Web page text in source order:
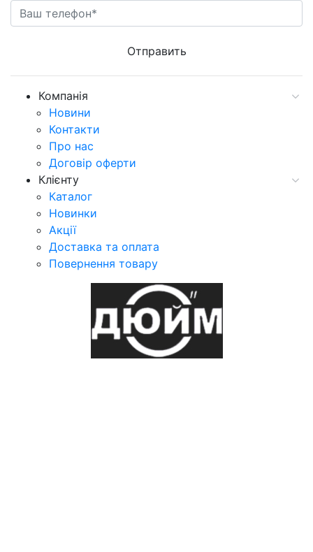
Компанія
Новини
Контакти
Про нас
Договір оферти
Клієнту
Каталог
Новинки
Акції
Доставка та оплата
Повернення товару